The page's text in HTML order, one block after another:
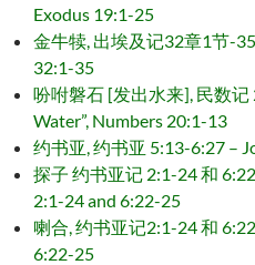
Exodus 19:1-25
金牛犊, 出埃及记32章1节-
32:1-35
吩咐磐石 [发出水来], 民数记
Water”, Numbers 20:1-13
约书亚, 约书亚 5:13-6:27 –
探子 约书亚记 2:1-24 和
2:1-24 and 6:22-25
喇合, 约书亚记2:1-24 和
6:22-25